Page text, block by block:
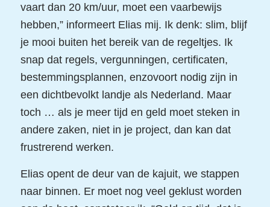
vaart dan 20 km/uur, moet een vaarbewijs
hebben,” informeert Elias mij. Ik denk: slim, blijf
je mooi buiten het bereik van de regeltjes. Ik
snap dat regels, vergunningen, certificaten,
bestemmingsplannen, enzovoort nodig zijn in
een dichtbevolkt landje als Nederland. Maar
toch … als je meer tijd en geld moet steken in
andere zaken, niet in je project, dan kan dat
frustrerend werken.
Elias opent de deur van de kajuit, we stappen
naar binnen. Er moet nog veel geklust worden